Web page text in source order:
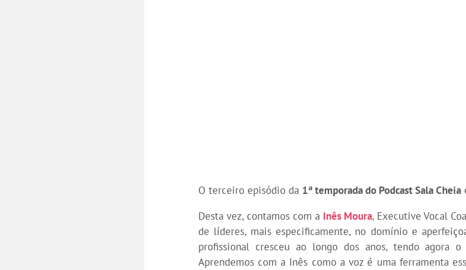
O terceiro episódio da 1ª temporada do Podcast Sala Cheia
Desta vez, contamos com a Inês Moura, Executive Vocal
de líderes, mais especificamente, no domínio e
profissional cresceu ao longo dos anos, tendo agora
Aprendemos com a Inês como a voz é uma ferramenta